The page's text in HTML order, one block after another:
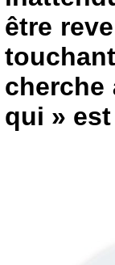
être
cherche
qui »